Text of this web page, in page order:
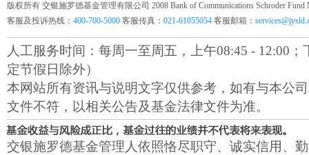
版权所有 交银施罗德基金管理有限公司 2008 Bank of Communications Schroder Fund
客服及投诉热线： 400-700-5000 客服传真： 021-61055054 客服邮箱：
人工服务时间：每周一至周五，上午08:45 - 12:00；
定节假日除外）
本网站所有资讯与说明文字仅供参考，如有与本公
文件不符，以相关公告及基金法律文件为准。
交银施罗德基金管理人依照恪尽职守、诚实信用、